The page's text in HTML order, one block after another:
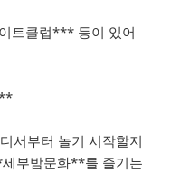
트클럽*** 등이 있어
서부터 놀기 시작할지
부밤문화**를 즐기는